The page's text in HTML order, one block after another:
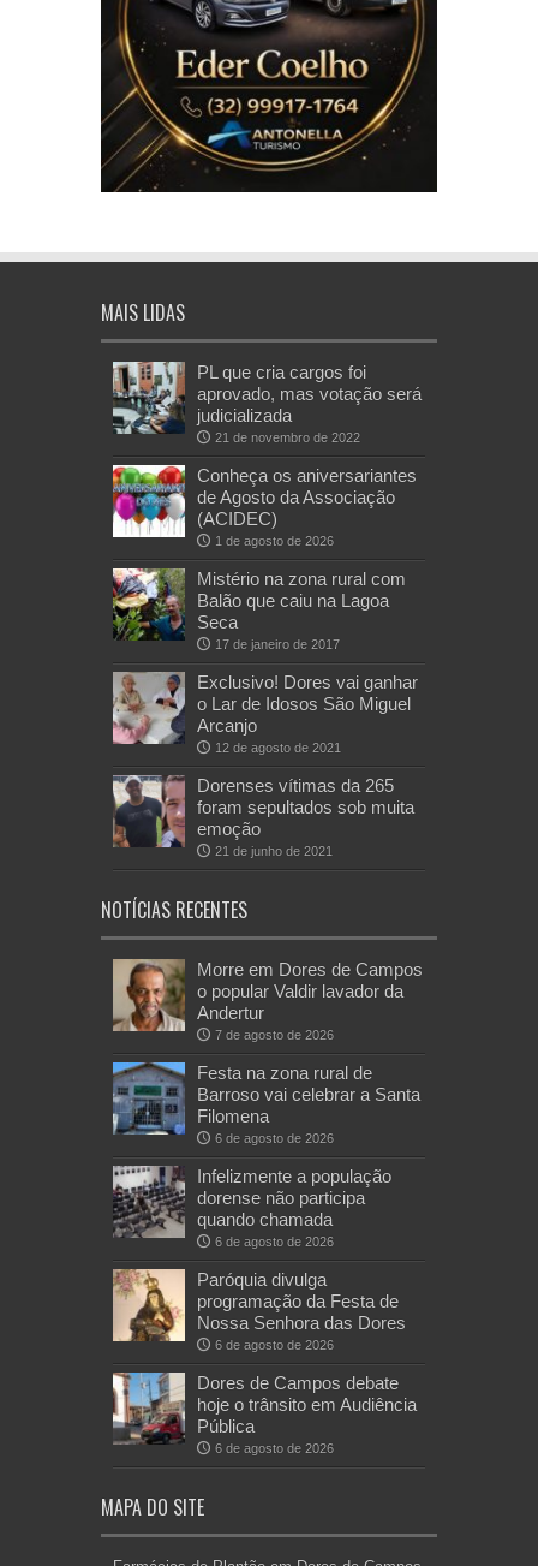
MAIS LIDAS
PL que cria cargos foi
aprovado, mas votação será
judicializada
21 de novembro de 2022
Conheça os aniversariantes
de Agosto da Associação
(ACIDEC)
1 de agosto de 2026
Mistério na zona rural com
Balão que caiu na Lagoa
Seca
17 de janeiro de 2017
Exclusivo! Dores vai ganhar
o Lar de Idosos São Miguel
Arcanjo
12 de agosto de 2021
Dorenses vítimas da 265
foram sepultados sob muita
emoção
21 de junho de 2021
NOTÍCIAS RECENTES
Morre em Dores de Campos
o popular Valdir lavador da
Andertur
7 de agosto de 2026
Festa na zona rural de
Barroso vai celebrar a Santa
Filomena
6 de agosto de 2026
Infelizmente a população
dorense não participa
quando chamada
6 de agosto de 2026
Paróquia divulga
programação da Festa de
Nossa Senhora das Dores
6 de agosto de 2026
Dores de Campos debate
hoje o trânsito em Audiência
Pública
6 de agosto de 2026
MAPA DO SITE